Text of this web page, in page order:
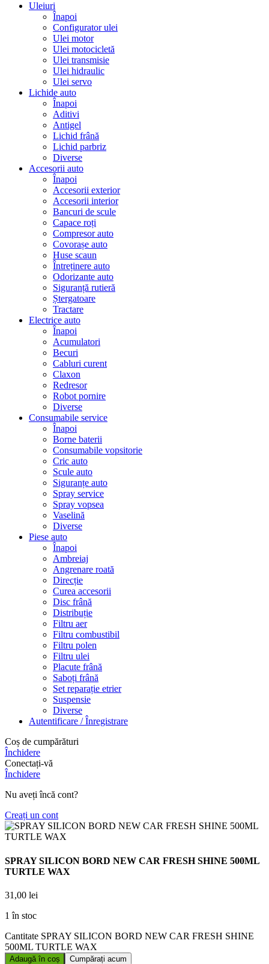
Uleiuri
Înapoi
Configurator ulei
Ulei motor
Ulei motocicletă
Ulei transmisie
Ulei hidraulic
Ulei servo
Lichide auto
Înapoi
Aditivi
Antigel
Lichid frână
Lichid parbriz
Diverse
Accesorii auto
Înapoi
Accesorii exterior
Accesorii interior
Bancuri de scule
Capace roți
Compresor auto
Covorașe auto
Huse scaun
Întreținere auto
Odorizante auto
Siguranță rutieră
Ștergatoare
Tractare
Electrice auto
Înapoi
Acumulatori
Becuri
Cabluri curent
Claxon
Redresor
Robot pornire
Diverse
Consumabile service
Înapoi
Borne baterii
Consumabile vopsitorie
Cric auto
Scule auto
Siguranțe auto
Spray service
Spray vopsea
Vaselină
Diverse
Piese auto
Înapoi
Ambreiaj
Angrenare roată
Direcție
Curea accesorii
Disc frână
Distribuție
Filtru aer
Filtru combustibil
Filtru polen
Filtru ulei
Placute frână
Saboți frână
Set reparație etrier
Suspensie
Diverse
Autentificare / Înregistrare
Coș de cumpărături
Închidere
Conectați-vă
Închidere
Nu aveți încă cont?
Creați un cont
SPRAY SILICON BORD NEW CAR FRESH SHINE 500ML
TURTLE WAX
31,00 lei
1 în stoc
Cantitate SPRAY SILICON BORD NEW CAR FRESH SHINE
500ML TURTLE WAX
Adaugă în coș Cumpărați acum